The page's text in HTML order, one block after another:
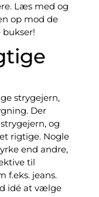
Læs med og
op mod de
bukser!
strygejern,
Der
og
rigtige. Nogle
end andre,
til
f.eks. jeans.
idé at vælge